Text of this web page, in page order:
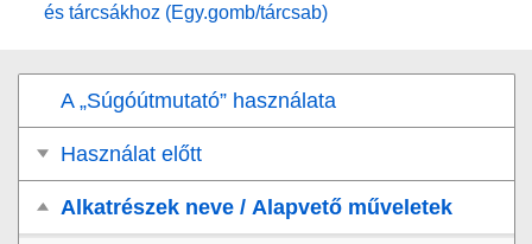
és tárcsákhoz (Egy.gomb/tárcsab)
A „Súgóútmutató” használata
Használat előtt
Alkatrészek neve / Alapvető műveletek